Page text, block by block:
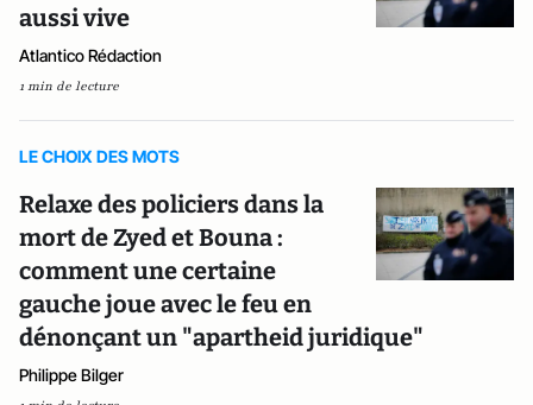
aussi vive
Atlantico Rédaction
1 min de lecture
LE CHOIX DES MOTS
Relaxe des policiers dans la
mort de Zyed et Bouna :
comment une certaine
gauche joue avec le feu en
dénonçant un "apartheid juridique"
Philippe Bilger